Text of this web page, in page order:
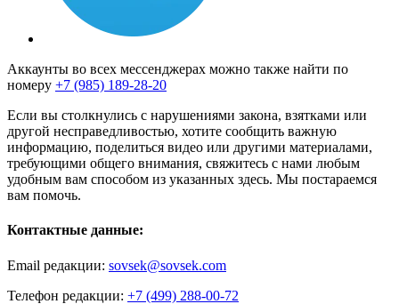
Аккаунты во всех мессенджерах можно также найти по
номеру +7 (985) 189-28-20
Если вы столкнулись с нарушениями закона, взятками или
другой несправедливостью, хотите сообщить важную
информацию, поделиться видео или другими материалами,
требующими общего внимания, свяжитесь с нами любым
удобным вам способом из указанных здесь. Мы постараемся
вам помочь.
Контактные данные:
Email редакции: sovsek@sovsek.com
Телефон редакции: +7 (499) 288-00-72